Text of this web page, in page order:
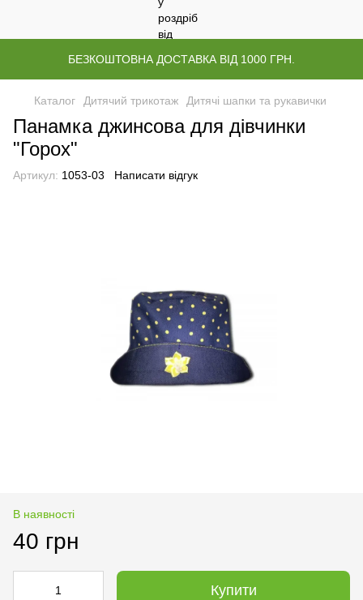
БЕЗКОШТОВНА ДОСТАВКА ВІД 1000 ГРН.
Каталог Дитячий трикотаж Дитячі шапки та рукавички
Панамка джинсова для дівчинки
"Горох"
Артикул: 1053-03 Написати відгук
В наявності
40 грн
Купити